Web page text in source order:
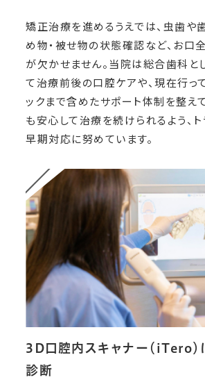
矯正治療を進めるうえでは、虫歯や
め物・被せ物の状態確認など、お口
が欠かせません。当院は総合歯科と
て治療前後の口腔ケアや、現在行っ
ックまで含めたサポート体制を整え
も安心して治療を続けられるよう、
早期対応に努めています。
3D口腔内スキャナー（iTero）
診断